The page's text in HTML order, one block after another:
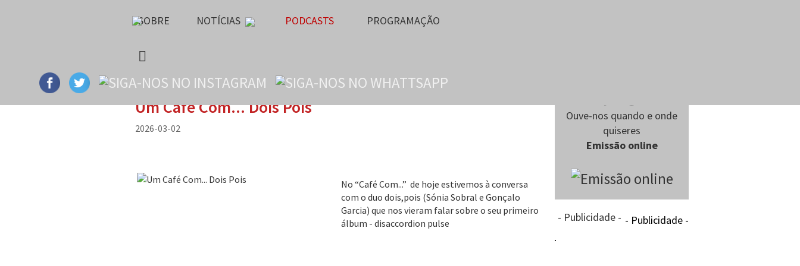
SOBRE NOTÍCIAS PODCASTS PROGRAMAÇÃO
Um Café Com... Dois Pois
2026-03-02
No “Café Com...” de hoje estivemos à conversa
com o duo dois,pois (Sónia Sobral e Gonçalo
Garcia) que nos vieram falar sobre o seu primeiro
álbum - disaccordion pulse
Ouve-nos quando e onde
quiseres
Emissão online
- Publicidade - - Publicidade -